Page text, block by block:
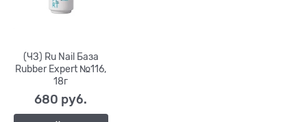
(ЧЗ) Ru Nail База
Rubber Expert №116,
18г
680 руб.